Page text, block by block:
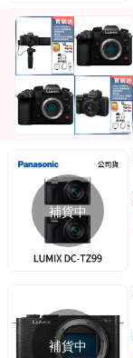
補貨中
補貨中